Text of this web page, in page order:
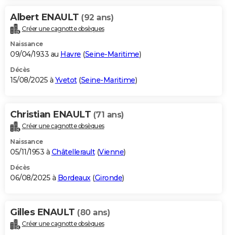
Albert ENAULT (92 ans)
Créer une cagnotte obsèques
Naissance
09/04/1933 au Havre (Seine-Maritime)
Décès
15/08/2025 à Yvetot(Seine-Maritime)
Christian ENAULT (71 ans)
Créer une cagnotte obsèques
Naissance
05/11/1953 à Châtellerault(Vienne)
Décès
06/08/2025 à Bordeaux(Gironde)
Gilles ENAULT (80 ans)
Créer une cagnotte obsèques